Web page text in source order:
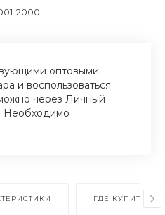
2000
оптовыми
и воспользоваться
через Личный
Необходимо
ГДЕ КУПИТЬ В